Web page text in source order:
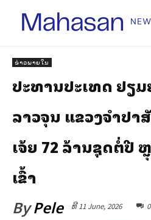
ຂ່າວພາຍໃນ
ປະທານປະເທດ ຢ້ຽມ
ລາວຈຸນ ແຂວງຈຳປ
ເຈ້ຍ 72 ລ້ານຊຸດຕໍ່ປີ
ເຂົ້າ
ByPele ທີ 11 June, 2026 0